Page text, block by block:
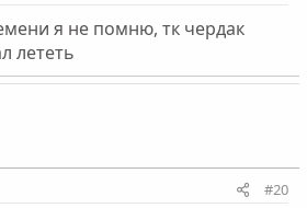
я не помню, тк чердак
лететь
#20